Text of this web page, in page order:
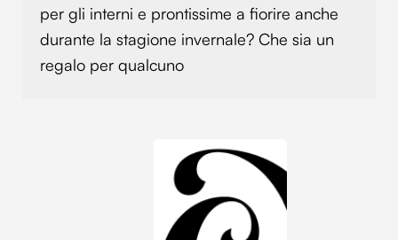
per gli interni e prontissime a fiorire anche
durante la stagione invernale? Che sia un
regalo per qualcuno